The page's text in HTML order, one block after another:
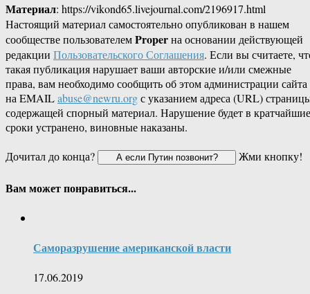
Материал: https://vikond65.livejournal.com/2196917.html
Настоящий материал самостоятельно опубликован в нашем
сообществе пользователемProperна основании действующей
редакции Пользовательского Соглашения. Если вы считаете,
такая публикация нарушает ваши авторские и/или смежные
права, вам необходимо сообщить об этом администрации сайта
на EMAILabuse@newru.orgс указанием адреса (URL)
содержащей спорный материал. Нарушение будет в кратчайшие
сроки устранено, виновные наказаны.
Дочитал до конца?
Жми кнопку!
Вам может понравиться...
Саморазрушение американской власти
17.06.2019